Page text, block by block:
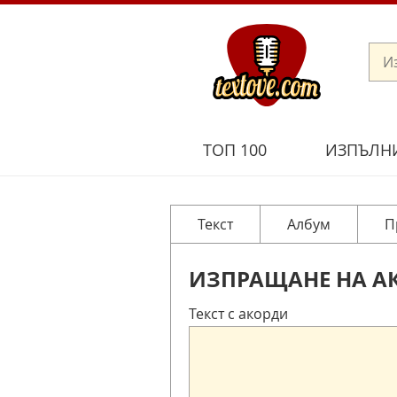
ТОП 100
Текст Албум
ИЗПРАЩАНЕ НА
Текст с акорди